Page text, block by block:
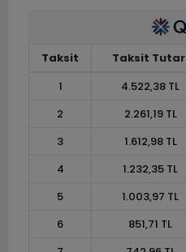
Taksit Taksit
1
4.522,38 TL
2
2.261,19 TL
3
1.612,98 TL
4
1.232,35 TL
5
1.003,97 TL
6
851,71 TL